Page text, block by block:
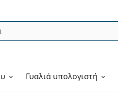
Γυαλιά υπολογιστή